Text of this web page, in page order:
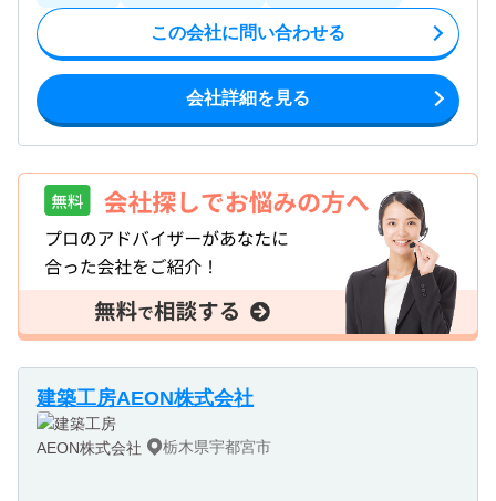
この会社に問い合わせる
会社詳細を見る
建築工房AEON株式会社
栃木県宇都宮市